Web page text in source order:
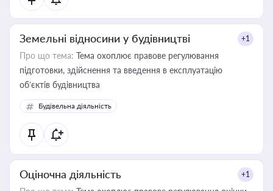
Земельні відносини у будівництві +1
Про що тема: Тема охоплює правове регулювання
підготовки, здійснення та введення в експлуатацію
об’єктів будівництва
Будівельна діяльність
Оціночна діяльність +1